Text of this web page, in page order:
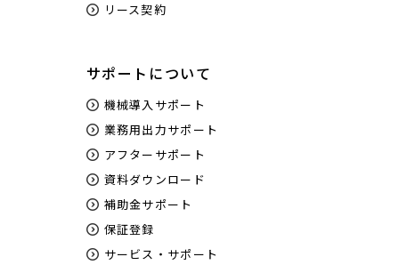
リース契約
サポートについて
機械導入サポート
業務用出力サポート
アフターサポート
資料ダウンロード
補助金サポート
保証登録
サービス・サポート